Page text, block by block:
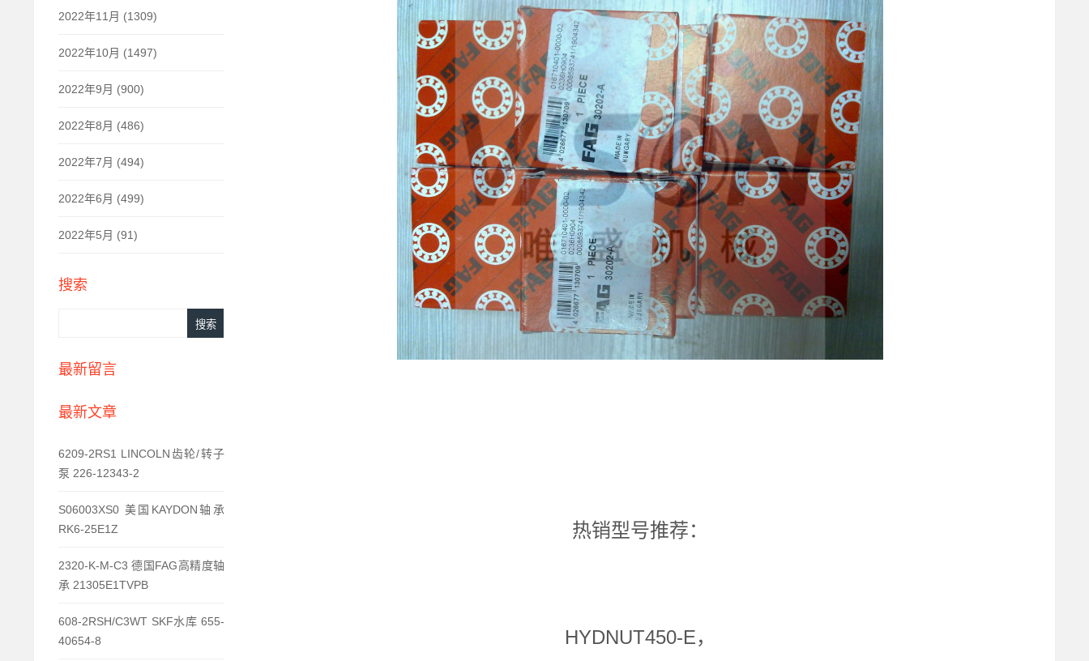
2022年11月 (1309)
2022年10月 (1497)
2022年9月 (900)
2022年8月 (486)
2022年7月 (494)
2022年6月 (499)
2022年5月 (91)
搜索
最新留言
最新文章
6209-2RS1 LINCOLN齿轮/转子
泵 226-12343-2
S06003XS0 美国KAYDON轴承
RK6-25E1Z
2320-K-M-C3 德国FAG高精度轴
承 21305E1TVPB
608-2RSH/C3WT SKF水库 655-
40654-8
热销型号推荐：
HYDNUT450-E，